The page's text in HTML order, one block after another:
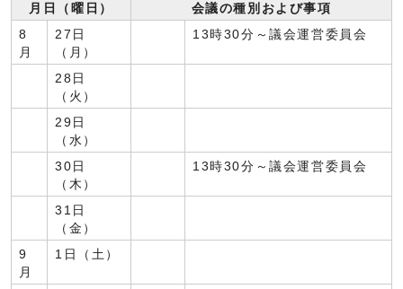
月日（曜日）
会議の種別および事項
8
月
27日
（月）
13時30分～議会運営委員会
28日
（火）
29日
（水）
30日
（木）
13時30分～議会運営委員会
31日
（金）
9
月
1日（土）